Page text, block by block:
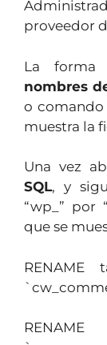
proveedor
La
nombres
o comando
muestra la
Una vez
SQL, y
“wp_” por
que se
RENAME